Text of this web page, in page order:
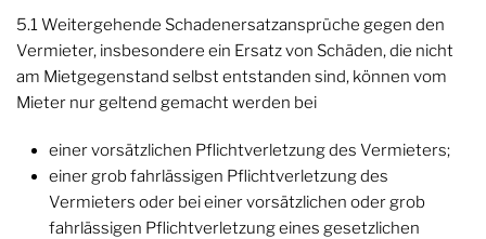
5.1 Weitergehende Schadenersatzansprüche gegen den
Vermieter, insbesondere ein Ersatz von Schäden, die nicht
am Mietgegenstand selbst entstanden sind, können vom
Mieter nur geltend gemacht werden bei
einer vorsätzlichen Pflichtverletzung des Vermieters;
einer grob fahrlässigen Pflichtverletzung des
Vermieters oder bei einer vorsätzlichen oder grob
fahrlässigen Pflichtverletzung eines gesetzlichen